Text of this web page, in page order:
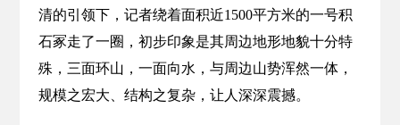
清的引领下，记者绕着面积近1500平方米的一号积
石冢走了一圈，初步印象是其周边地形地貌十分特
殊，三面环山，一面向水，与周边山势浑然一体，
规模之宏大、结构之复杂，让人深深震撼。